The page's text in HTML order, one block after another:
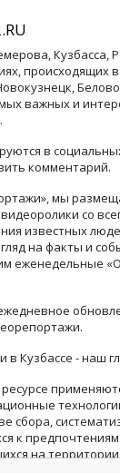
Кузбасса,
происходящих
важных и
в
комментарий.
мы
со
известных
на факты и
еженедельные
в Кузбассе - наш
сбора,
к
на